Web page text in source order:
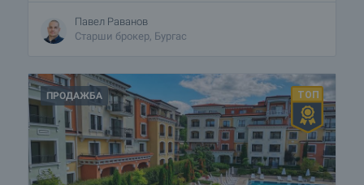
Павел Раванов
Старши брокер, Бургас
ПРОДАЖБА